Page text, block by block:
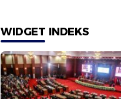
WIDGET INDEKS